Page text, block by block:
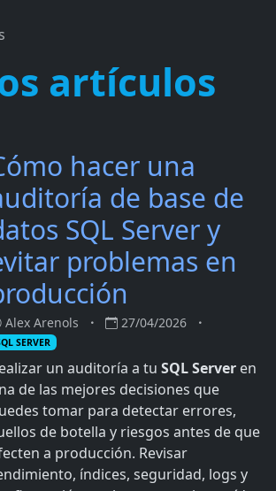
artículos
hacer una
de base de
SQL Server y
problemas en
Alex Arenols 27/04/2026
SERVER
un auditoría a tu SQL Server en
de las mejores decisiones que
tomar para detectar errores,
de botella y riesgos antes de que
a producción. Revisar
índices, seguridad, logs y